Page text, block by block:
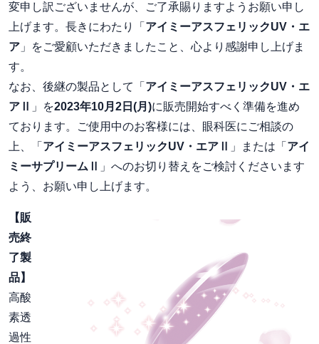
変申し訳ございませんが、ご了承賜りますようお願い申し
上げます。長きにわたり「 アイミーアスフェリックUV・エ
ア 」をご愛顧いただきましたこと、心より感謝申し上げま
す。
なお、後継の製品として「 アイミーアスフェリックUV・エ
アⅡ
」を2023年10月2日(月)に販売開始すべく準備を進め
ております。ご使用中のお客様には、眼科医にご相談の
上、「 アイミーアスフェリックUV・エアⅡ 」または「 アイ
ミーサプリームⅡ
」へのお切り替えをご検討くださいます
よう、お願い申し上げます。
【販
売終
了製
品】
高酸
素透
過性